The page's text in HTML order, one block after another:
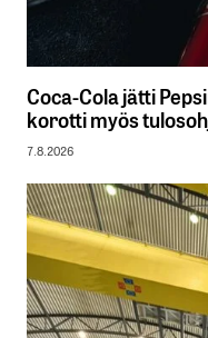
Coca-Cola jätti
korotti myös
7.8.2026